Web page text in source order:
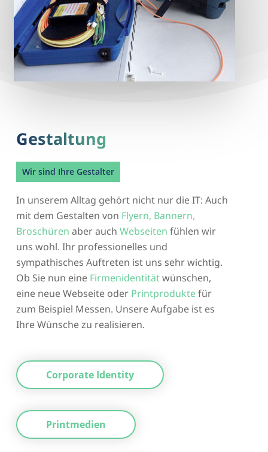
Gestaltung
Wir sind Ihre Gestalter
In unserem Alltag gehört nicht nur die IT: Auch
mit dem Gestalten von Flyern, Bannern,
Broschüren aber auch Webseiten fühlen wir
uns wohl. Ihr professionelles und
sympathisches Auftreten ist uns sehr wichtig.
Ob Sie nun eine Firmenidentitätwünschen,
eine neue Webseite oder Printproduktefür
zum Beispiel Messen. Unsere Aufgabe ist es
Ihre Wünsche zu realisieren.
Corporate Identity
Printmedien